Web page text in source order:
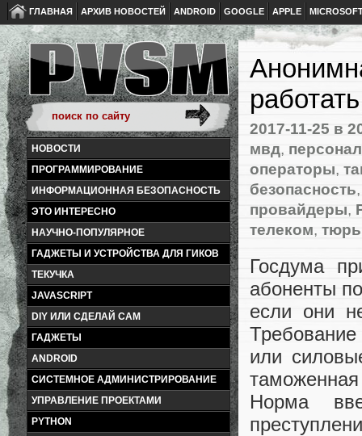
ГЛАВНАЯ АРХИВ НОВОСТЕЙ ANDROID GOOGLE APPLE
НОВОСТИ
ПРОГРАММИРОВАНИЕ
ИНФОРМАЦИОННАЯ БЕЗОПАСНОСТЬ
ЭТО ИНТЕРЕСНО
НАУЧНО-ПОПУЛЯРНОЕ
ГАДЖЕТЫ И УСТРОЙСТВА ДЛЯ ГИКОВ
ТЕКУЧКА
JAVASCRIPT
DIY ИЛИ СДЕЛАЙ САМ
ГАДЖЕТЫ
ANDROID
СИСТЕМНОЕ АДМИНИСТРИРОВАНИЕ
УПРАВЛЕНИЕ ПРОЕКТАМИ
PYTHON
2017-11-25 в
мвд,
операторы,
безопасность
провайдеры,
телеком,
Госдума
абоненты
если они
или
Норма